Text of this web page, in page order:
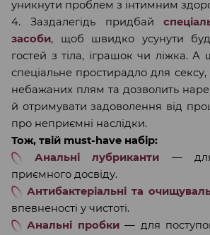
уникнути проблем з інтимним
4. Заздалегідь придбай
засоби, щоб швидко усунути
гостей з тіла, іграшок чи ліжка.
спеціальне простирадло для сексу,
небажаних плям та дозволить
й отримувати задоволення від
про неприємні наслідки.
Тож, твій must-have набір:
Анальні лубриканти — для
приємного досвіду.
Антибактеріальні та
впевненості у чистоті.
Анальні пробки — для